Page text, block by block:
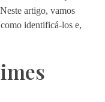
artigo, vamos
identificá-los e,